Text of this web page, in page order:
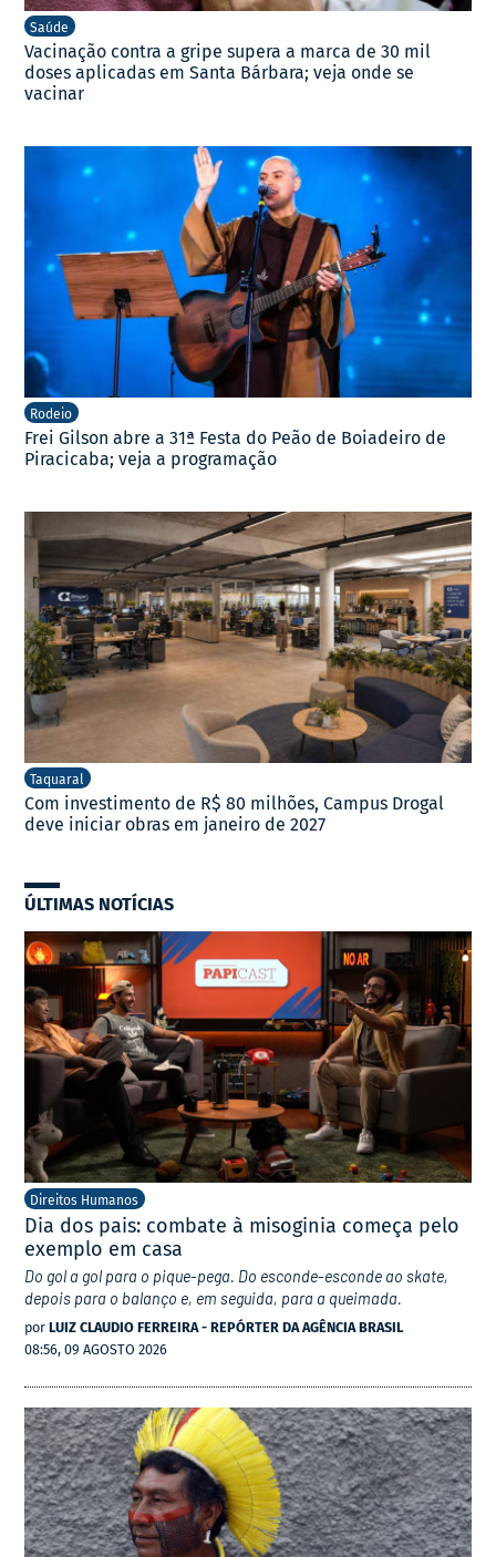
Saúde
Vacinação contra a gripe supera a marca de 30 mil
doses aplicadas em Santa Bárbara; veja onde se
vacinar
Rodeio
Frei Gilson abre a 31ª Festa do Peão de Boiadeiro de
Piracicaba; veja a programação
Taquaral
Com investimento de R$ 80 milhões, Campus Drogal
deve iniciar obras em janeiro de 2027
ÚLTIMAS NOTÍCIAS
Direitos Humanos
Dia dos pais: combate à misoginia começa pelo
exemplo em casa
Do gol a gol para o pique-pega. Do esconde-esconde ao skate,
depois para o balanço e, em seguida, para a queimada.
por LUIZ CLAUDIO FERREIRA - REPÓRTER DA AGÊNCIA BRASIL
08:56, 09 AGOSTO 2026